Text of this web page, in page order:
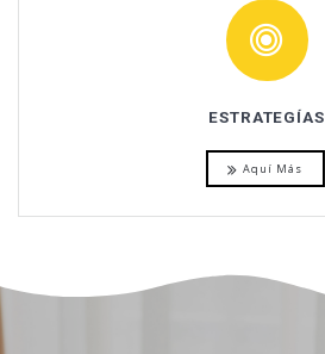
ESTRATEGÍAS
Aquí Más